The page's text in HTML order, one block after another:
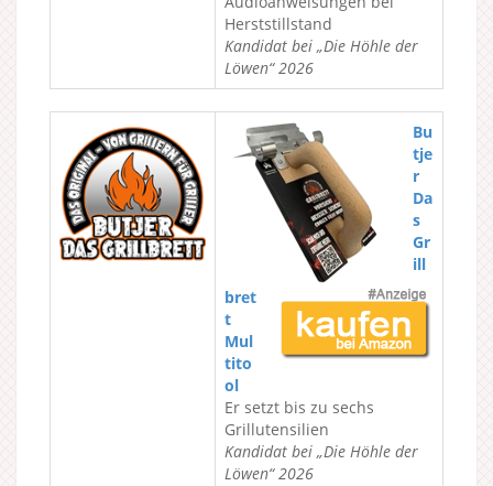
Herststillstand
Kandidat bei „Die Höhle der
Löwen“ 2026
Bu
tje
r
Da
s
Gr
ill
bret
t
Mul
tito
ol
Er setzt bis zu sechs
Grillutensilien
Kandidat bei „Die Höhle der
Löwen“ 2026